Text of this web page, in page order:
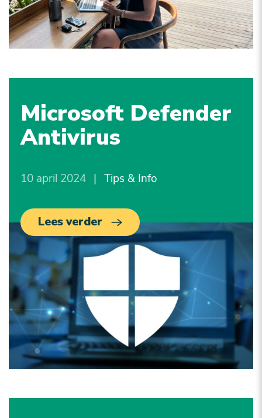
Microsoft Defender
Antivirus
10 april 2024 | Tips & Info
Lees verder